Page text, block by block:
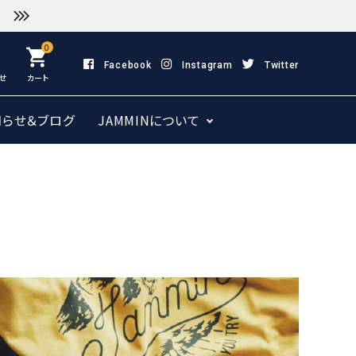
0
shopping_cart
カート
Facebook Instagram Twitter
せ＆ブログ JAMMINについて